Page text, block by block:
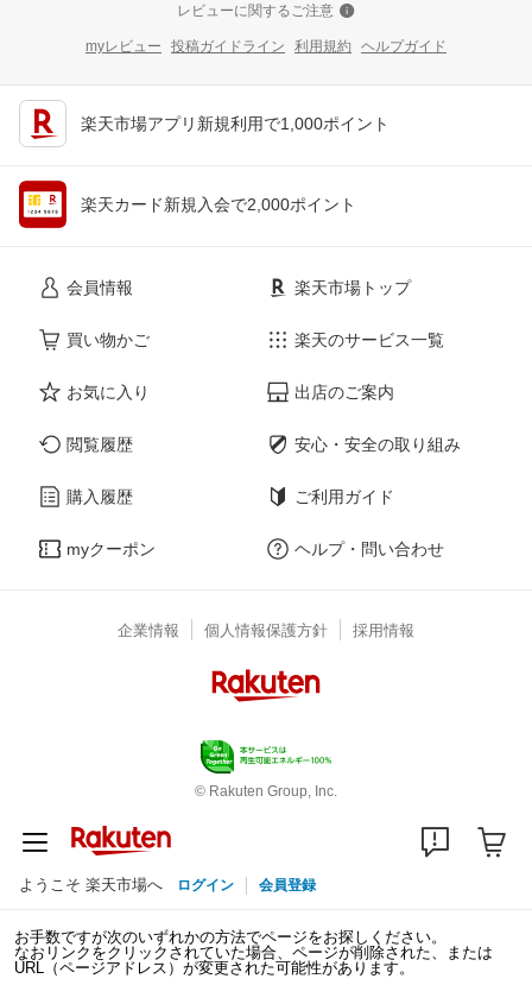
レビューに関するご注意
myレビュー 投稿ガイドライン 利用規約 ヘルプガイド
楽天市場アプリ新規利用で1,000ポイント
楽天カード新規入会で2,000ポイント
会員情報
買い物かご
お気に入り
閲覧履歴
購入履歴
myクーポン
楽天市場トップ
楽天のサービス一覧
出店のご案内
安心・安全の取り組み
ご利用ガイド
ヘルプ・問い合わせ
企業情報 個人情報保護方針 採用情報
© Rakuten Group, Inc.
ようこそ 楽天市場へ ログイン 会員登録
お手数ですが次のいずれかの方法でページをお探しください。
なおリンクをクリックされていた場合、ページが削除された、または
URL（ページアドレス）が変更された可能性があります。